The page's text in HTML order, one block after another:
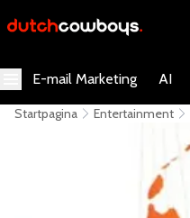
E-mail Marketing AI
Startpagina Entertainment